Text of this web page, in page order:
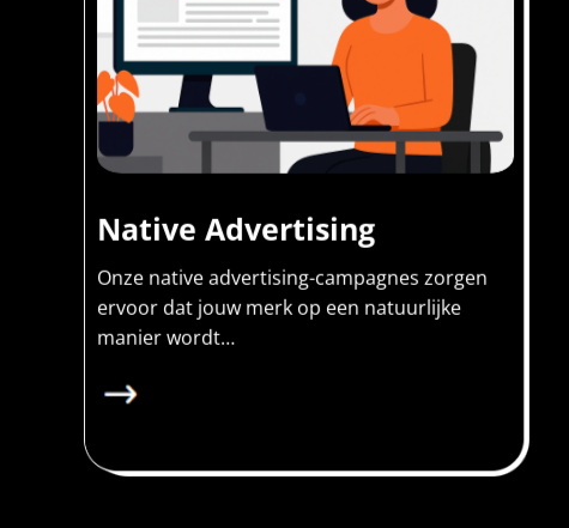
Native Advertising
Onze native advertising-campagnes zorgen
ervoor dat jouw merk op een natuurlijke
manier wordt…